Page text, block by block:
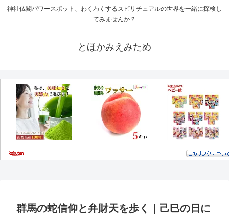
神社仏閣パワースポット、わくわくするスピリチュアルの世界を一緒に探検し
てみませんか？
とほかみえみため
群馬の蛇信仰と弁財天を歩く｜己巳の日に